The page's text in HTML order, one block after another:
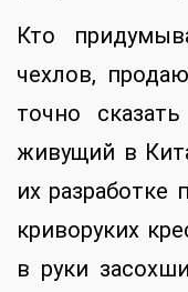
Кто
чехлов,
точно
живущий в
их
криворуких
в руки